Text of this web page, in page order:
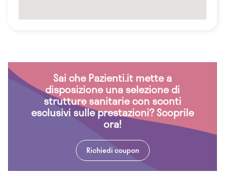
Sai che Pazienti.it mette a
disposizione una selezione di
strutture sanitarie con sconti
esclusivi sulle prestazioni? Scoprile
ora!
Richiedi coupon